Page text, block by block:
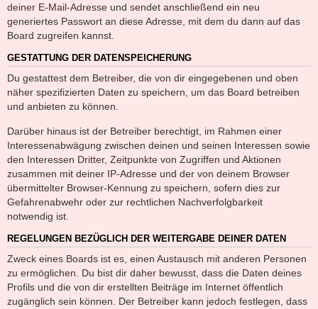
deiner E-Mail-Adresse und sendet anschließend ein neu
generiertes Passwort an diese Adresse, mit dem du dann auf das
Board zugreifen kannst.
GESTATTUNG DER DATENSPEICHERUNG
Du gestattest dem Betreiber, die von dir eingegebenen und oben
näher spezifizierten Daten zu speichern, um das Board betreiben
und anbieten zu können.
Darüber hinaus ist der Betreiber berechtigt, im Rahmen einer
Interessenabwägung zwischen deinen und seinen Interessen sowie
den Interessen Dritter, Zeitpunkte von Zugriffen und Aktionen
zusammen mit deiner IP-Adresse und der von deinem Browser
übermittelter Browser-Kennung zu speichern, sofern dies zur
Gefahrenabwehr oder zur rechtlichen Nachverfolgbarkeit
notwendig ist.
REGELUNGEN BEZÜGLICH DER WEITERGABE DEINER DATEN
Zweck eines Boards ist es, einen Austausch mit anderen Personen
zu ermöglichen. Du bist dir daher bewusst, dass die Daten deines
Profils und die von dir erstellten Beiträge im Internet öffentlich
zugänglich sein können. Der Betreiber kann jedoch festlegen, dass